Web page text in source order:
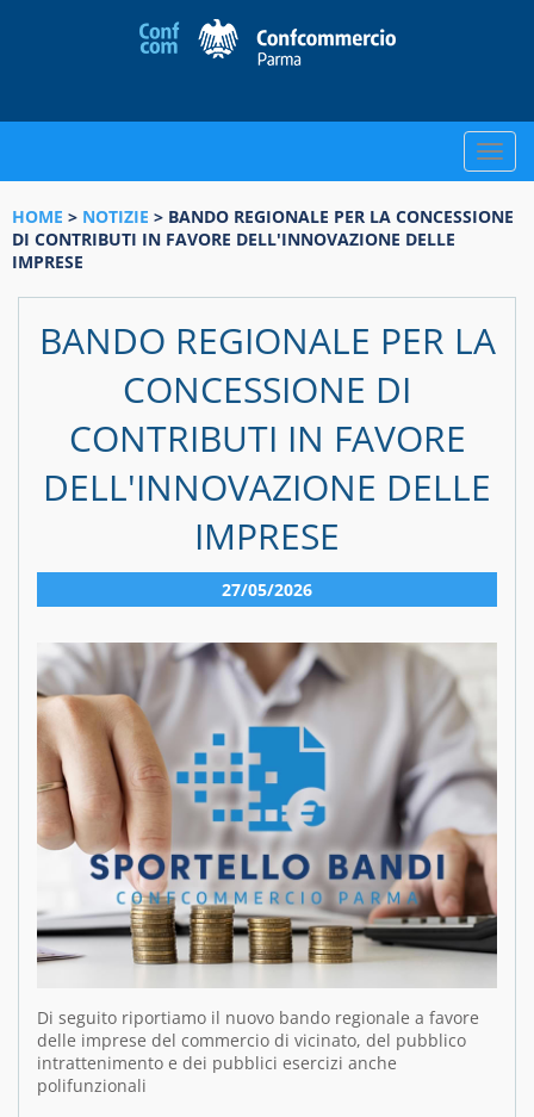
Toggle
HOME > NOTIZIE > BANDO REGIONALE PER LA CONCESSIONE
DI CONTRIBUTI IN FAVORE DELL'INNOVAZIONE DELLE
IMPRESE
BANDO REGIONALE PER LA
CONCESSIONE DI
CONTRIBUTI IN FAVORE
DELL'INNOVAZIONE DELLE
IMPRESE
27/05/2026
Di seguito riportiamo il nuovo bando regionale a favore
delle imprese del commercio di vicinato, del pubblico
intrattenimento e dei pubblici esercizi anche
polifunzionali